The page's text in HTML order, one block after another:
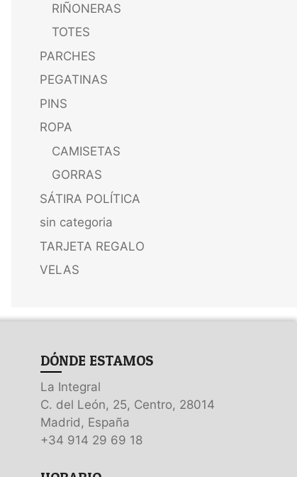
RIÑONERAS
TOTES
PARCHES
PEGATINAS
PINS
ROPA
CAMISETAS
GORRAS
SÁTIRA POLÍTICA
sin categoria
TARJETA REGALO
VELAS
DÓNDE ESTAMOS
La Integral
C. del León, 25, Centro, 28014
Madrid, España
+34 914 29 69 18